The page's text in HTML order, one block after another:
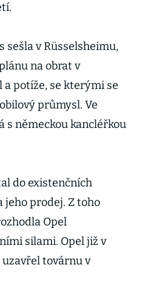
sešla v Rüsselsheimu,
na obrat v
potíže, se kterými se
průmysl. Ve
s německou kancléřkou
do existenčních
jeho prodej. Z toho
Opel
silami. Opel již v
továrnu v